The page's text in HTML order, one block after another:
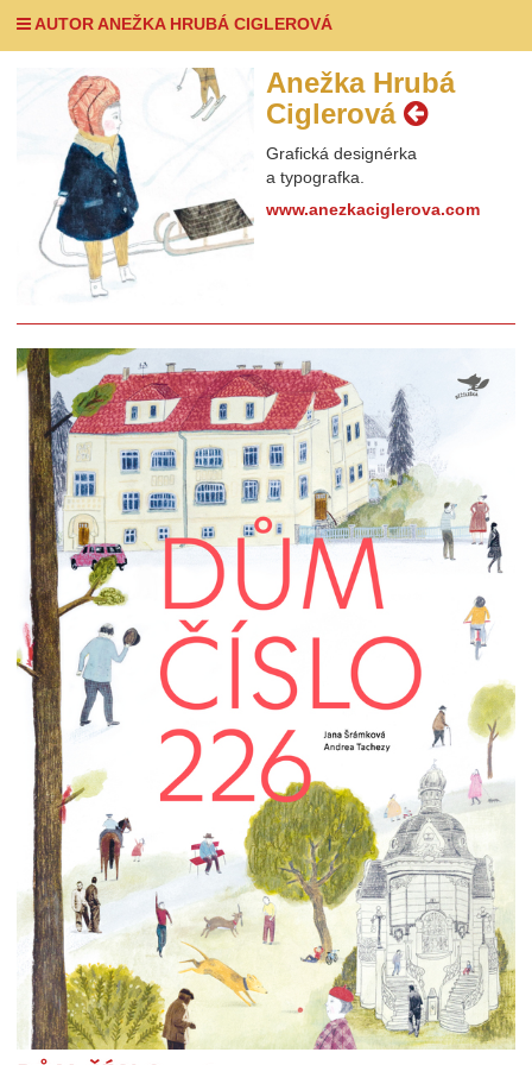
AUTOR ANEŽKA HRUBÁ CIGLEROVÁ
Anežka Hrubá
Ciglerová
Grafická designérka
a typografka.
www.anezkaciglerova.com